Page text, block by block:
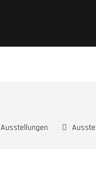
Ausstellungen